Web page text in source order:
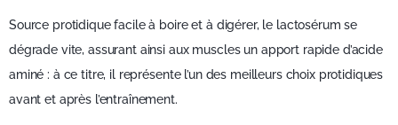
Source protidique facile à boire et à digérer, le lactosérum se
dégrade vite, assurant ainsi aux muscles un apport rapide d’acide
aminé : à ce titre, il représente l’un des meilleurs choix protidiques
avant et après l’entraînement.